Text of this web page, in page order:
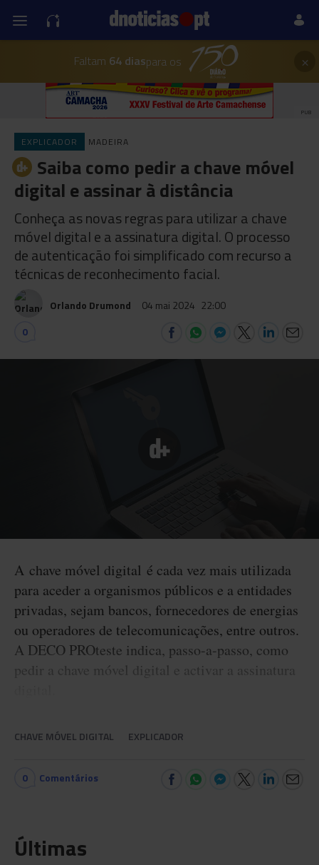
Faltam 64 diaspara os ×
PUB
EXPLICADOR MADEIRA
Saiba como pedir a chave móvel
digital e assinar à distância
Conheça as novas regras para utilizar a chave
móvel digital e a assinatura digital. O processo
de autenticação foi simplificado com recurso a
técnicas de reconhecimento facial.
Orlando Drumond 04 mai 2024 22:00
0
A chave móvel digital é cada vez mais utilizada
para aceder a organismos públicos e a entidades
privadas, sejam bancos, fornecedores de energias
ou operadores de telecomunicações, entre outros.
A DECO PROteste indica, passo-a-passo, como
pedir a chave móvel digital e activar a assinatura
CHAVE MÓVEL DIGITAL EXPLICADOR
0 Comentários
Últimas